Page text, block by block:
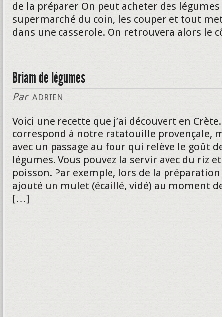
de la préparer On peut acheter des légumes
supermarché du coin, les couper et tout
dans une casserole. On retrouvera alors le
Briam de légumes
Par ADRIEN
Voici une recette que j’ai découvert en
correspond à notre ratatouille provençale,
avec un passage au four qui relève le goût
légumes. Vous pouvez la servir avec du riz
poisson. Par exemple, lors de la préparation
ajouté un mulet (écaillé, vidé) au moment
[…]